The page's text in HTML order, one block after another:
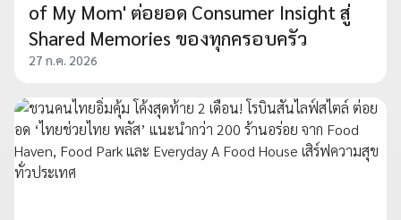
of My Mom' ต่อยอด Consumer Insight สู่
Shared Memories ของทุกครอบครัว
27 ก.ค. 2026